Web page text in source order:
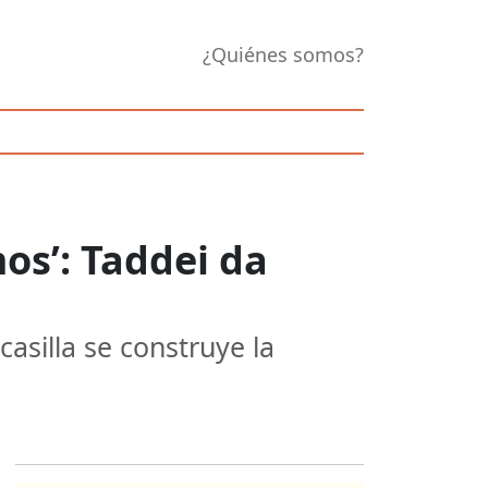
¿Quiénes somos?
Taddei da
se construye la